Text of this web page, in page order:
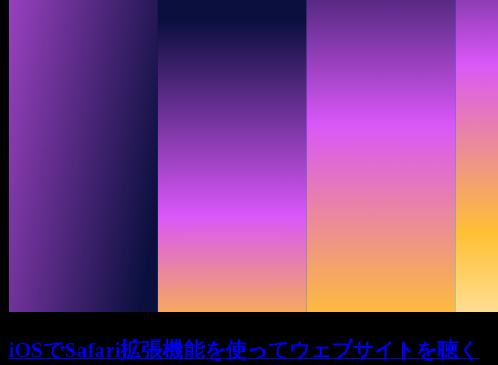
iOSでSafari拡張機能を使ってウェブサイトを聴く